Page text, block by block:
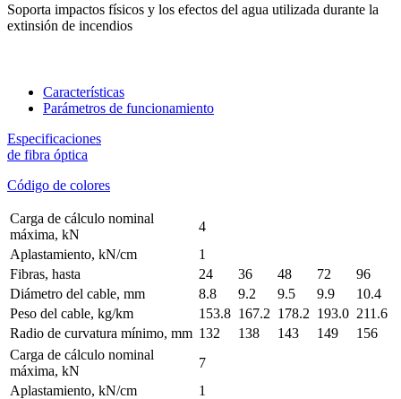
Soporta impactos físicos y los efectos del agua utilizada durante la
extinsión de incendios
Características
Parámetros de funcionamiento
Especificaciones
de fibra óptica
Código de colores
Carga de cálculo nominal
máxima, kN
4
Aplastamiento, kN/cm
1
Fibras, hasta
24 36 48 72
96
Diámetro del cable, mm
8.8 9.2 9.5 9.9
10.4
Peso del cable, kg/km
153.8 167.2 178.2 193.0 211.6
Radio de curvatura mínimo, mm 132 138 143 149
156
Carga de cálculo nominal
máxima, kN
7
Aplastamiento, kN/cm
1